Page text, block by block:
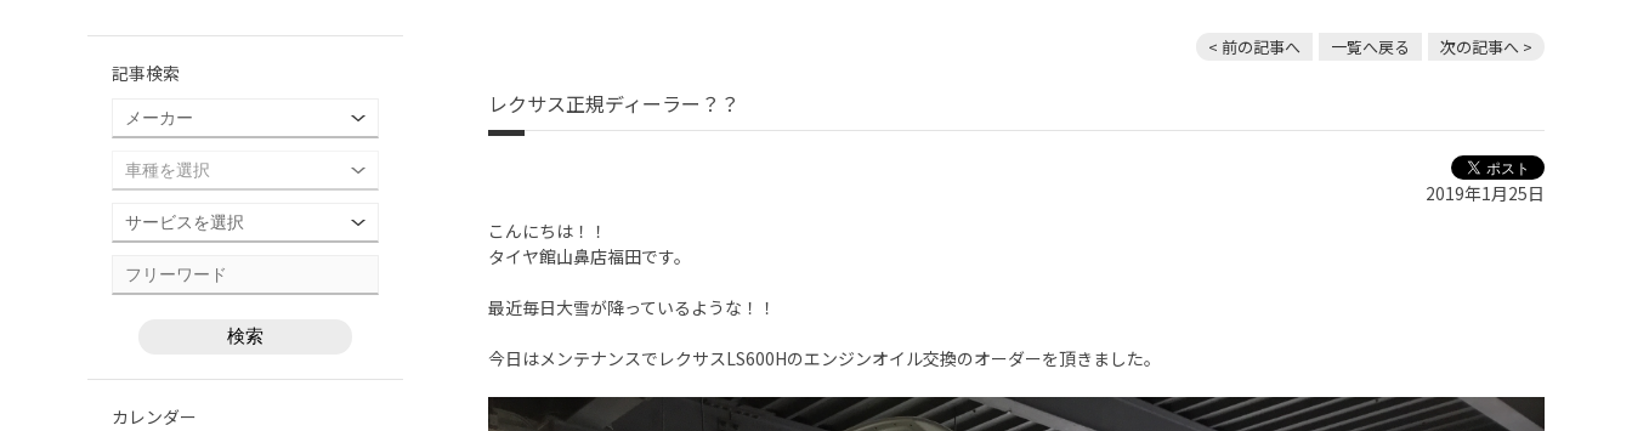
< 前の記事へ 一覧へ戻る 次の記事へ >
レクサス正規ディーラー？？
2019年1月25日
こんにちは！！
タイヤ館山鼻店福田です。
最近毎日大雪が降っているような！！
今日はメンテナンスでレクサスLS600Hのエンジンオイル交換のオーダーを頂きました。
記事検索
カレンダー